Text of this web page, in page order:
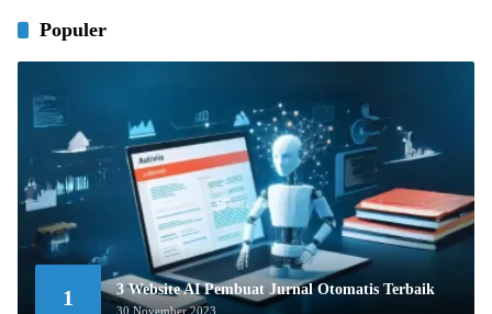
Populer
1 3 Website AI Pembuat Jurnal Otomatis Terbaik
30 November 2023